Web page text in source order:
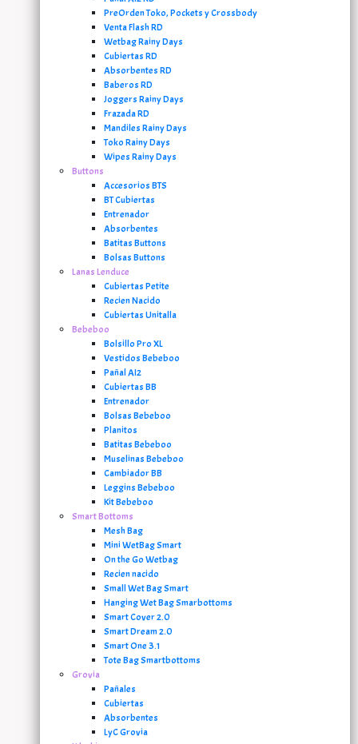
PreOrden Toko, Pockets y Crossbody
Venta Flash RD
Wetbag Rainy Days
Cubiertas RD
Absorbentes RD
Baberos RD
Joggers Rainy Days
Frazada RD
Mandiles Rainy Days
Toko Rainy Days
Wipes Rainy Days
Buttons
Accesorios BTS
BT Cubiertas
Entrenador
Absorbentes
Batitas Buttons
Bolsas Buttons
Lanas Lenduce
Cubiertas Petite
Recien Nacido
Cubiertas Unitalla
Bebeboo
Bolsillo Pro XL
Vestidos Bebeboo
Pañal AI2
Cubiertas BB
Entrenador
Bolsas Bebeboo
Planitos
Batitas Bebeboo
Muselinas Bebeboo
Cambiador BB
Leggins Bebeboo
Kit Bebeboo
Smart Bottoms
Mesh Bag
Mini WetBag Smart
On the Go Wetbag
Recien nacido
Small Wet Bag Smart
Hanging Wet Bag Smarbottoms
Smart Cover 2.0
Smart Dream 2.0
Smart One 3.1
Tote Bag Smartbottoms
Grovia
Pañales
Cubiertas
Absorbentes
LyC Grovia